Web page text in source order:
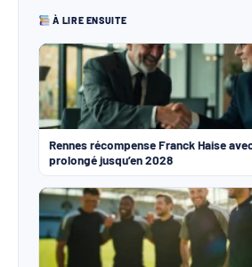
À LIRE ENSUITE
Rennes récompense Franck Haise
prolongé jusqu’en 2028